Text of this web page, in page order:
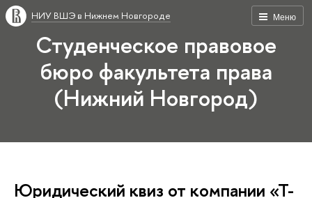
Меню
НИУ ВШЭ в Нижнем Новгороде
Студенческое правовое
бюро факультета права
(Нижний Новгород)
Юридический квиз от компании «Т-